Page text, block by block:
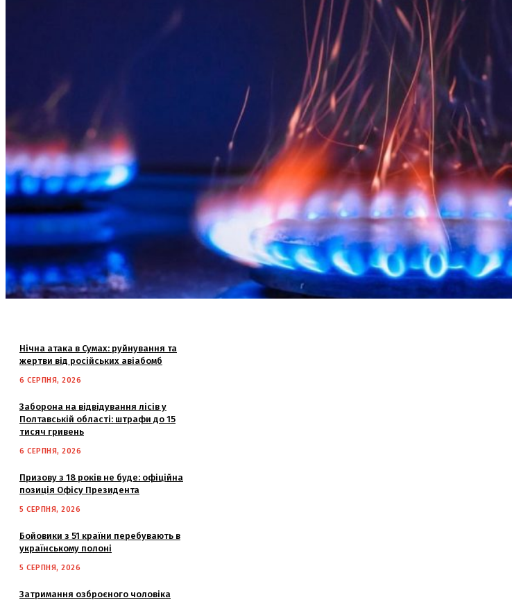
Нічна атака в Сумах: руйнування та
жертви від російських авіабомб
6 СЕРПНЯ, 2026
Заборона на відвідування лісів у
Полтавській області: штрафи до 15
тисяч гривень
6 СЕРПНЯ, 2026
Призову з 18 років не буде: офіційна
позиція Офісу Президента
5 СЕРПНЯ, 2026
Бойовики з 51 країни перебувають в
українському полоні
5 СЕРПНЯ, 2026
Затримання озброєного чоловіка